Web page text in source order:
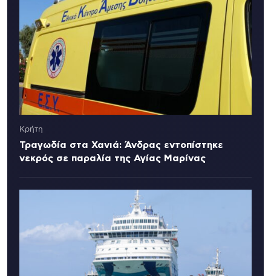
Κρήτη
Τραγωδία στα Χανιά: Άνδρας εντοπίστηκε
νεκρός σε παραλία της Αγίας Μαρίνας